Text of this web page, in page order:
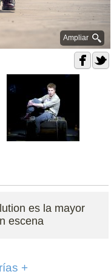
Ampliar
es la mayor
escena
+